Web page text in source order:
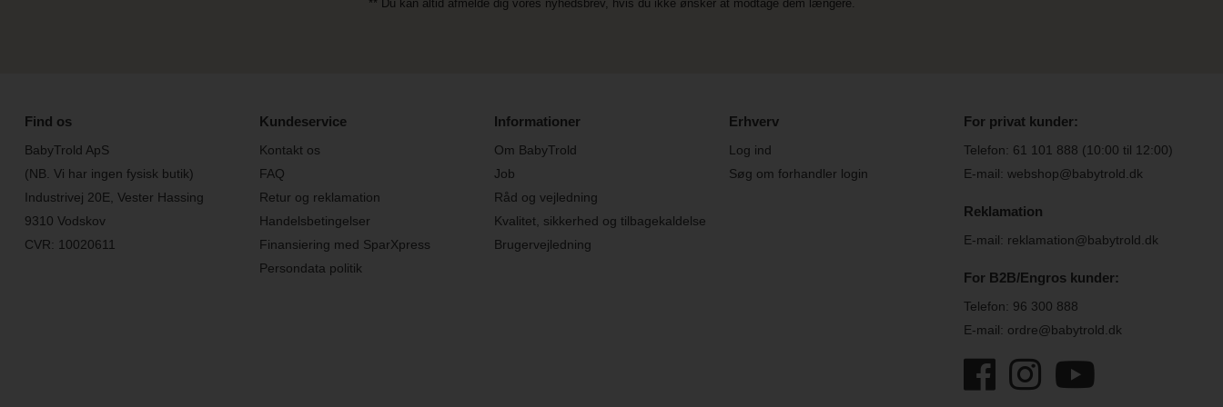
** Du kan altid afmelde dig vores nyhedsbrev, hvis du ikke ønsker at modtage dem længere.
Find os
BabyTrold ApS
(NB. Vi har ingen fysisk butik)
Industrivej 20E, Vester Hassing
9310 Vodskov
CVR: 10020611
Kundeservice
Kontakt os
FAQ
Retur og reklamation
Handelsbetingelser
Finansiering med SparXpress
Persondata politik
Informationer
Om BabyTrold
Job
Råd og vejledning
Kvalitet, sikkerhed og tilbagekaldelse
Brugervejledning
Erhverv
Log ind
Søg om forhandler login
For privat kunder:
Telefon: 61 101 888 (10:00 til 12:00)
E-mail: webshop@babytrold.dk
Reklamation
E-mail: reklamation@babytrold.dk
For B2B/Engros kunder:
Telefon: 96 300 888
E-mail: ordre@babytrold.dk